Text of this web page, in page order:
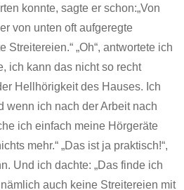
konnte, sagte er schon:„Von
von unten oft aufgeregte
„Oh“, antwortete ich
ich kann das nicht so recht
Hellhörigkeit des Hauses. Ich
wenn ich nach der Arbeit nach
ich einfach meine Hörgeräte
mehr.“ „Das ist ja praktisch!“,
Und ich dachte: „Das finde ich
auch keine Streitereien mit